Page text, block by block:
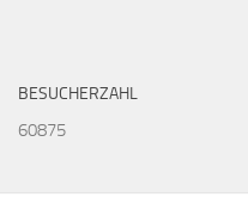
BESUCHERZAHL
60875